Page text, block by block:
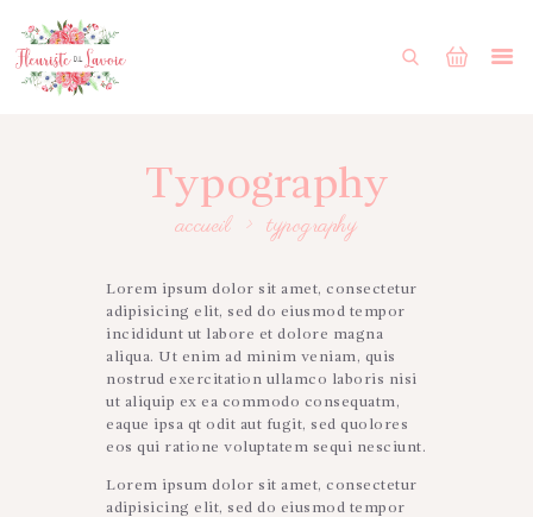
Typography
accueil typography
FORMULAIRE DE MARIAGE
PORTFOLIO
Lorem ipsum dolor sit amet, consectetur
adipisicing elit, sed do eiusmod tempor
incididunt ut labore et dolore magna
aliqua. Ut enim ad minim veniam, quis
nostrud exercitation ullamco laboris nisi
ut aliquip ex ea commodo consequatm,
eaque ipsa qt odit aut fugit, sed quolores
eos qui ratione voluptatem sequi nesciunt.
Lorem ipsum dolor sit amet, consectetur
adipisicing elit, sed do eiusmod tempor